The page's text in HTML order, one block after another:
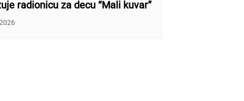
radionicu za decu “Mali kuvar”